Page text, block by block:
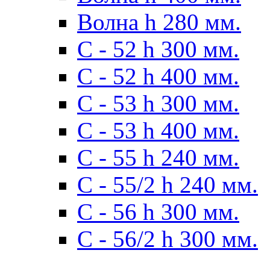
Волна h 280 мм.
C - 52 h 300 мм.
C - 52 h 400 мм.
С - 53 h 300 мм.
С - 53 h 400 мм.
С - 55 h 240 мм.
С - 55/2 h 240 мм.
С - 56 h 300 мм.
С - 56/2 h 300 мм.